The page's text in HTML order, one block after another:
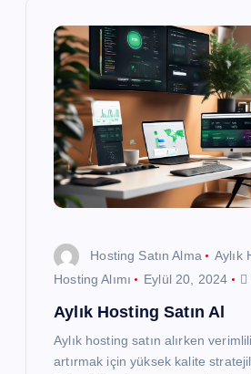
Hosting Satın Alma
Aylık
Hosting Alımı
Eylül 20, 2024
Aylık Hosting Satın Al
Aylık hosting satın alırken
artırmak için yüksek kalite